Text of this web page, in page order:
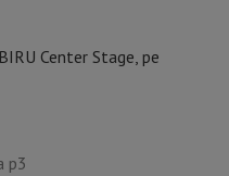
Center Stage, pe
p3